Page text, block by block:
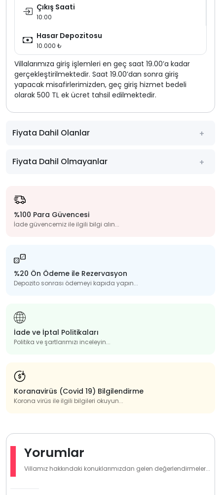
Çıkış Saati
10:00
Hasar Depozitosu
10.000 ₺
Villalarımıza giriş işlemleri en geç saat 19.00’a kadar
gerçekleştirilmektedir. Saat 19.00’dan sonra giriş
yapacak misafirlerimizden, geç giriş hizmet bedeli
olarak 500 TL ek ücret tahsil edilmektedir.
Fiyata Dahil Olanlar
Fiyata Dahil Olmayanlar
%100 Para Güvencesi
İade güvencemiz ile ilgili bilgi alın...
%20 Ön Ödeme ile Rezervasyon
Depozito sonrası ödemeyi kapıda yapın...
İade ve İptal Politikaları
Politika ve şartlarımızı inceleyin...
Koranavirüs (Covid 19) Bilgilendirme
Korona virüs ile ilgili bilgileri okuyun...
Yorumlar
Villamız hakkındaki konuklarımızdan gelen değerlendirmeler...